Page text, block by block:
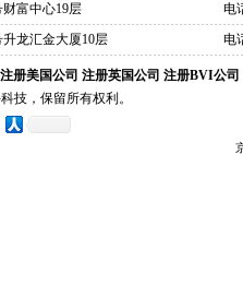
财富中心19层
电
升龙汇金大厦10层 电
注册美国公司 注册英国公司 注册BVI公司
技，保留所有权利。